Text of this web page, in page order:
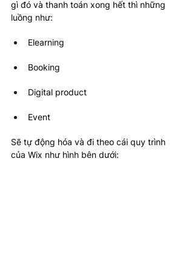
gì đó và thanh toán xong hết thì những
luồng như:
Elearning
Booking
Digital product
Event
Sẽ tự động hóa và đi theo cái quy trình
của Wix như hình bên dưới: